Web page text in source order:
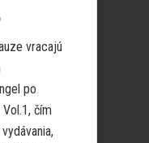
vracajú
po
čím